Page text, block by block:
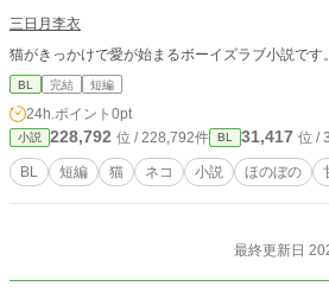
三日月李衣
猫がきっかけで愛が始まるボーイズラブ小説です。
BL 完結 短編
24h.ポイント 0pt
小説 228,792 位 / 228,792件 BL 31,417 位 /
BL 短編 猫 ネコ 小説 ほのぼの
最終更新日